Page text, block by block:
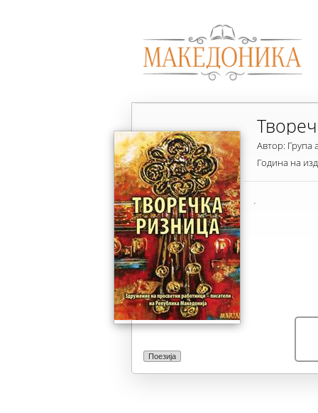
Поезија
Автор: Група
Година на
.